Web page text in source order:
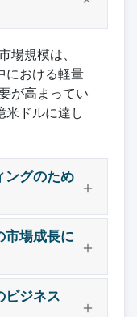
場規模は、
における軽量
が高まってい
米ドルに達し
ングのため
市場成長に
ビジネス